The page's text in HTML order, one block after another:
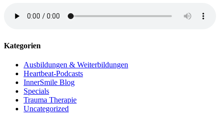
Kategorien
Ausbildungen & Weiterbildungen
Heartbeat-Podcasts
InnerSmile Blog
Specials
Trauma Therapie
Uncategorized